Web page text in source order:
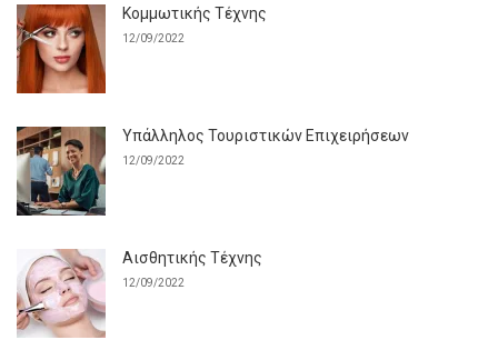
Κομμωτικής Τέχνης
12/09/2022
Υπάλληλος Τουριστικών Επιχειρήσεων
12/09/2022
Αισθητικής Τέχνης
12/09/2022